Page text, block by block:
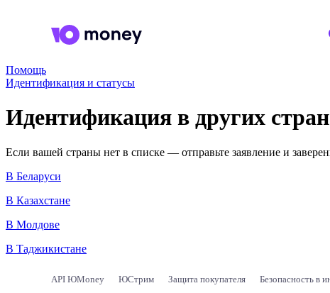
Помощь
Идентификация и статусы
Идентификация в других
Если вашей страны нет в списке — отправьте заявление и
В Беларуси
В Казахстане
В Молдове
В Таджикистане
API ЮMoney ЮСтрим Защита покупателя Безопасность в